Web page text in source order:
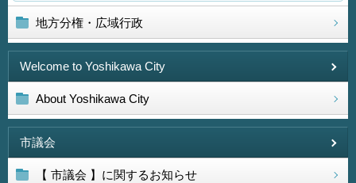
地方分権・広域行政
Welcome to Yoshikawa City
About Yoshikawa City
市議会
【 市議会 】に関するお知らせ